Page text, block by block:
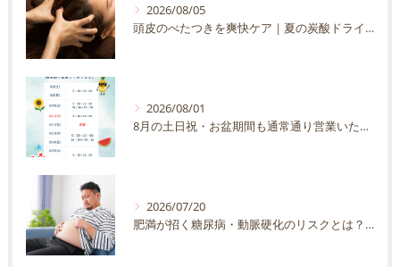
2026/08/05
頭皮のべたつきを爽快ケア｜夏の炭酸ドライヘッドスパ完全ガイド
2026/08/01
8月の土日祝・お盆期間も通常通り営業いたします
2026/07/20
肥満が招く糖尿病・動脈硬化のリスクとは？30代40代男性が今すぐ始めたい予防法を徹底解説